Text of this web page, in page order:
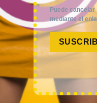
Puede
mediante el